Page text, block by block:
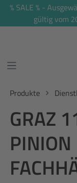
springen
% SALE % -
gültig vom
Produkte
GRAZ
PINION